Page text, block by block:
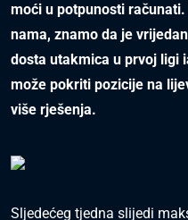
moći u potpunosti
nama, znamo da je
dosta utakmica u prvoj ligi
može pokriti pozicije na
više rješenja.
Sljedećeg tjedna slijedi